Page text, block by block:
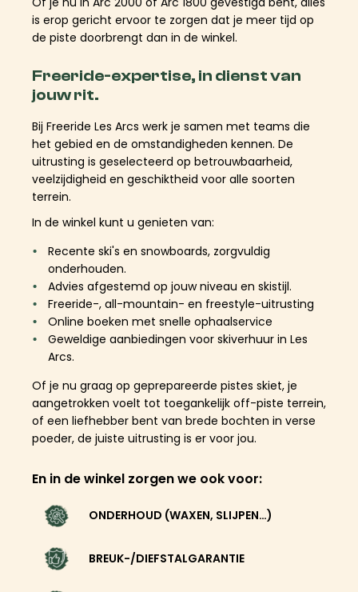
is erop gericht ervoor te zorgen dat je meer tijd op
de piste doorbrengt dan in de winkel.
Freeride-expertise, in dienst van
jouw rit.
Bij Freeride Les Arcs werk je samen met teams die
het gebied en de omstandigheden kennen. De
uitrusting is geselecteerd op betrouwbaarheid,
veelzijdigheid en geschiktheid voor alle soorten
terrein.
In de winkel kunt u genieten van:
Recente ski's en snowboards, zorgvuldig
onderhouden.
Advies afgestemd op jouw niveau en skistijl.
Freeride-, all-mountain- en freestyle-uitrusting
Online boeken met snelle ophaalservice
Geweldige aanbiedingen voor skiverhuur in Les
Arcs.
Of je nu graag op geprepareerde pistes skiet, je
aangetrokken voelt tot toegankelijk off-piste terrein,
of een liefhebber bent van brede bochten in verse
poeder, de juiste uitrusting is er voor jou.
En in de winkel zorgen we ook voor:
ONDERHOUD (WAXEN, SLIJPEN…)
BREUK-/DIEFSTALGARANTIE